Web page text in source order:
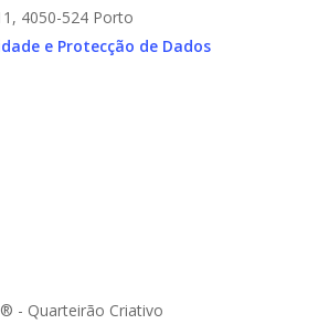
4050-524 Porto
e Protecção de Dados
- Quarteirão Criativo